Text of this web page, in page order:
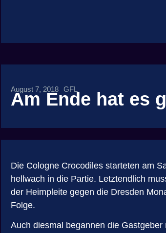
August 7, 2018 GFL
Am Ende hat es
Die Cologne Crocodiles starteten am
hellwach in die Partie. Letztendlich
der Heimpleite gegen die Dresden
Folge.
Auch diesmal begannen die